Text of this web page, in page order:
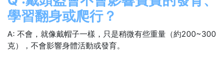
學習翻身或爬行？
A: 不會，就像戴帽子一樣，只是稍微有些重量（約200~300
克），不會影響身體活動或發育。